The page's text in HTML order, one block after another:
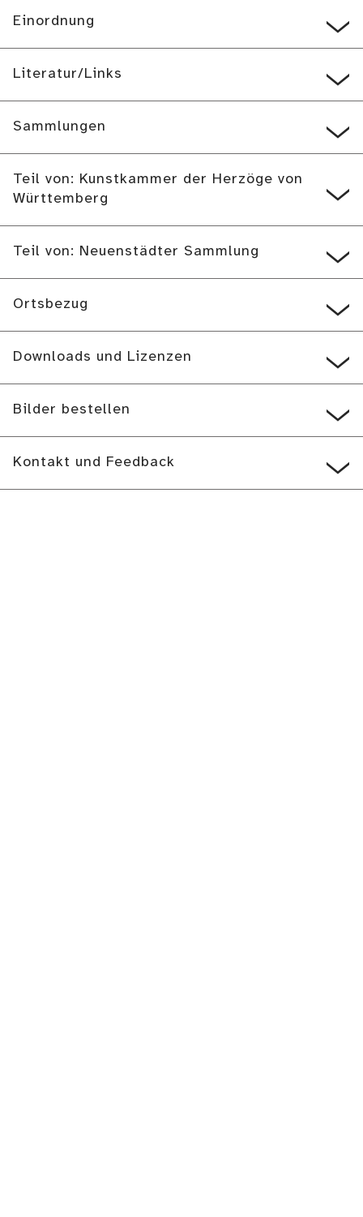
Einordnung
Literatur/Links
Sammlungen
Teil von: Kunstkammer der Herzöge von
Württemberg
Teil von: Neuenstädter Sammlung
Ortsbezug
Downloads und Lizenzen
Bilder bestellen
Kontakt und Feedback